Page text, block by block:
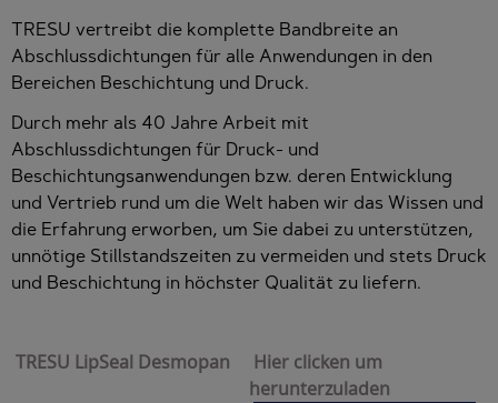
TRESU vertreibt die komplette Bandbreite an
Abschlussdichtungen für alle Anwendungen in den
Bereichen Beschichtung und Druck.
Durch mehr als 40 Jahre Arbeit mit
Abschlussdichtungen für Druck- und
Beschichtungsanwendungen bzw. deren Entwicklung
und Vertrieb rund um die Welt haben wir das Wissen und
die Erfahrung erworben, um Sie dabei zu unterstützen,
unnötige Stillstandszeiten zu vermeiden und stets Druck
und Beschichtung in höchster Qualität zu liefern.
TRESU LipSeal Desmopan
Hier clicken um
herunterzuladen